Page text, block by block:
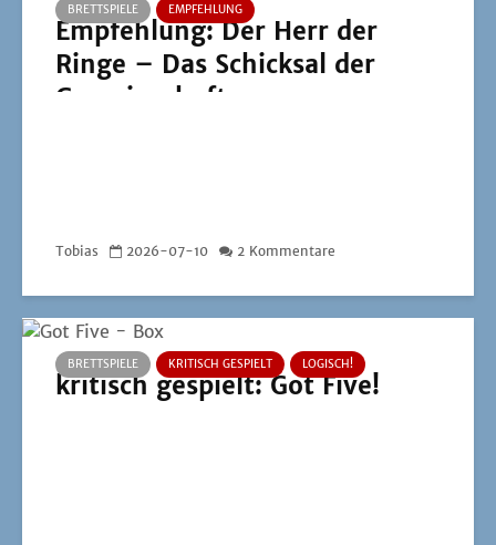
BRETTSPIELE EMPFEHLUNG
Empfehlung: Der Herr der
Ringe – Das Schicksal der
Gemeinschaft
Tobias 2026-07-10 2 Kommentare
BRETTSPIELE KRITISCH GESPIELT LOGISCH!
kritisch gespielt: Got Five!